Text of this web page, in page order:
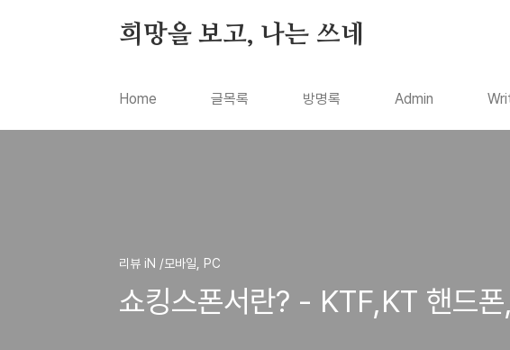
희망을 보고, 나는 쓰네
Home 글목록 방명록 Admin
리뷰 iN /모바일, PC
쇼킹스폰서란? - KTF,KT 핸드